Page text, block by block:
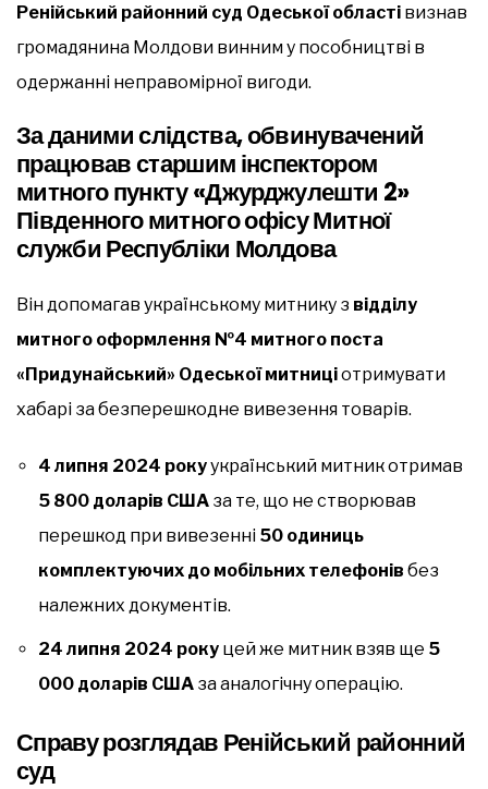
Ренійський районний суд Одеської області визнав
громадянина Молдови винним у пособництві в
одержанні неправомірної вигоди.
За даними слідства, обвинувачений
працював старшим інспектором
митного пункту «Джурджулешти 2»
Південного митного офісу Митної
служби Республіки Молдова
Він допомагав українському митнику з відділу
митного оформлення №4 митного поста
«Придунайський» Одеської митниціотримувати
хабарі за безперешкодне вивезення товарів.
4 липня 2024 рокуукраїнський митник отримав
5 800 доларів США за те, що не створював
перешкод при вивезенні 50 одиниць
комплектуючих до мобільних телефонів без
належних документів.
24 липня 2024 року цей же митник взяв ще 5
000 доларів США за аналогічну операцію.
Справу розглядав Ренійський районний
суд